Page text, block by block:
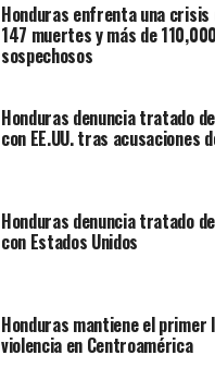
Honduras enfrenta una crisis
147 muertes y más de
sospechosos
Honduras denuncia tratado
con EE.UU. tras acusaciones
Honduras denuncia tratado
con Estados Unidos
Honduras mantiene el primer
violencia en Centroamérica